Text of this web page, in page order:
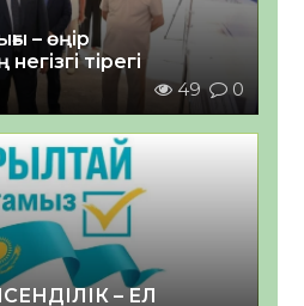
– өңір
тірегі
49 0
– ЕЛ